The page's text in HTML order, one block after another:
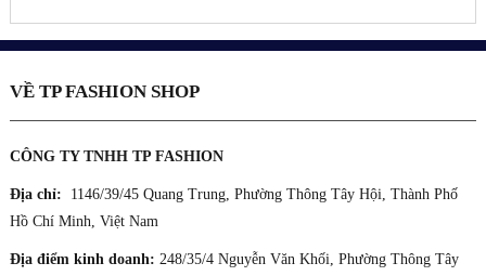
VỀ TP FASHION SHOP
CÔNG TY TNHH TP FASHION
Địa chỉ: 1146/39/45 Quang Trung, Phường Thông Tây Hội, Thành Phố
Hồ Chí Minh, Việt Nam
Địa điểm kinh doanh: 248/35/4 Nguyễn Văn Khối, Phường Thông Tây